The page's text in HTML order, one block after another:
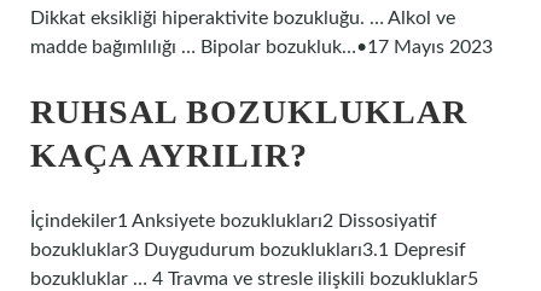
Dikkat eksikliği hiperaktivite bozukluğu. … Alkol ve
madde bağımlılığı … Bipolar bozukluk…•17 Mayıs 2023
RUHSAL BOZUKLUKLAR
KAÇA AYRILIR?
İçindekiler1 Anksiyete bozuklukları2 Dissosiyatif
bozukluklar3 Duygudurum bozuklukları3.1 Depresif
bozukluklar … 4 Travma ve stresle ilişkili bozukluklar5